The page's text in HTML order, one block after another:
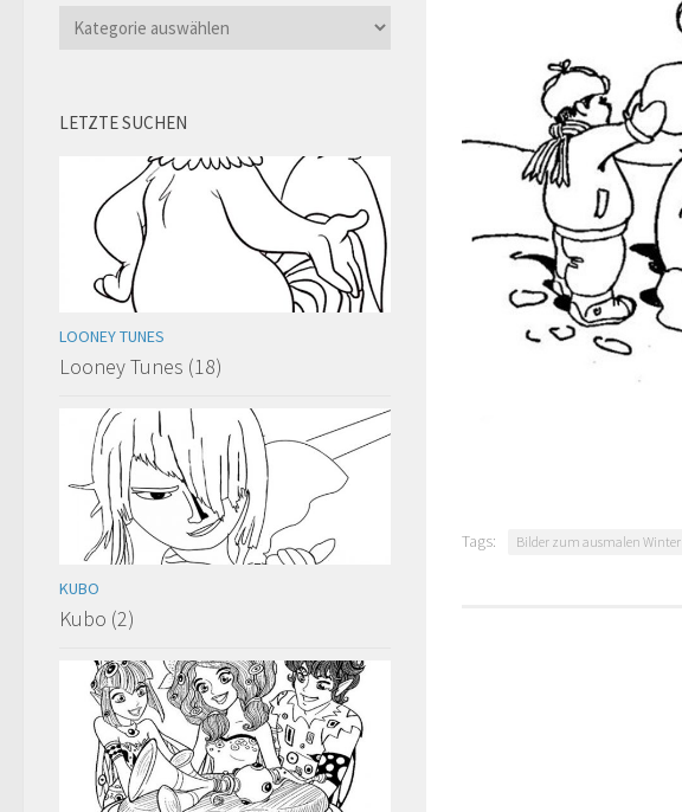
Tags: Bilder zum ausmalen Winter
Kategorien
LETZTE SUCHEN
LOONEY TUNES
Looney Tunes (18)
KUBO
Kubo (2)